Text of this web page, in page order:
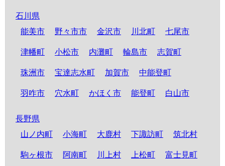
石川県
能美市
野々市市 金沢市 川北町 七尾市
津幡町 小松市 内灘町 輪島市 志賀町
珠洲市 宝達志水町 加賀市 中能登町
羽咋市 穴水町 かほく市 能登町 白山市
長野県
山ノ内町
小海町 大鹿村 下諏訪町 筑北村
駒ヶ根市 阿南町 川上村 上松町 富士見町